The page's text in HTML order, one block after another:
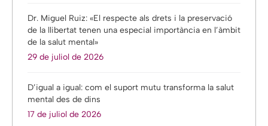
Dr. Miguel Ruiz: «El respecte als drets i la preservació
de la llibertat tenen una especial importància en l’àmbit
de la salut mental»
29 de juliol de 2026
D’igual a igual: com el suport mutu transforma la salut
mental des de dins
17 de juliol de 2026